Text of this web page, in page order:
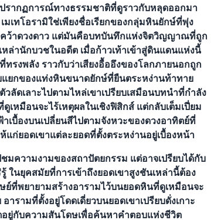
รากฏการณ์ทางธรรมชาติที่ดูราวกับหลุดออกมา
เทโอรามิใช่เพียงชื่อเรียกของกลุ่มหินยักษ์ที่พุ่ง
ว้าดวงดาว แต่มันคือบทบันทึกแห่งจิตวิญญาณที่ถูก
ล่านักบวชในอดีต เมื่อก้าวเท้าเข้าสู่ดินแดนแห่งนี้
รงพลัง ราวกับว่าเสียงอื้ออึงของโลกภายนอกถูก
แยกของแท่งหินขนาดยักษ์ที่ยืนตระหง่านท้าทาย
ลัดเลาะไปตามไหล่เขาเปรียบเสมือนบทนำที่กำลัง
หมือนจะไร้เหตุผลในเชิงฟิสิกส์ แต่กลับเต็มเปี่ยม
บื้องบนเปลี่ยนสีไปตามจังหวะของดวงอาทิตย์ที่
แก่ยอดเขาแต่ละยอดที่ตั้งตระหง่านอยู่เบื้องหน้า
มความงามของสถาปัตยกรรม แต่อาจเปรียบได้กับ
ในยุคสมัยที่การเข้าถึงยอดเขาสูงชันเหล่านี้ต้อง
ที่พยายามสร้างอารามไว้บนยอดหินที่ดูเหมือนจะ
รามที่ตั้งอยู่โดดเดี่ยวบนยอดเขาเปรียบดั่งเกาะ
ยู่กับความสันโดษเพื่อค้นหาคำตอบแห่งชีวิต